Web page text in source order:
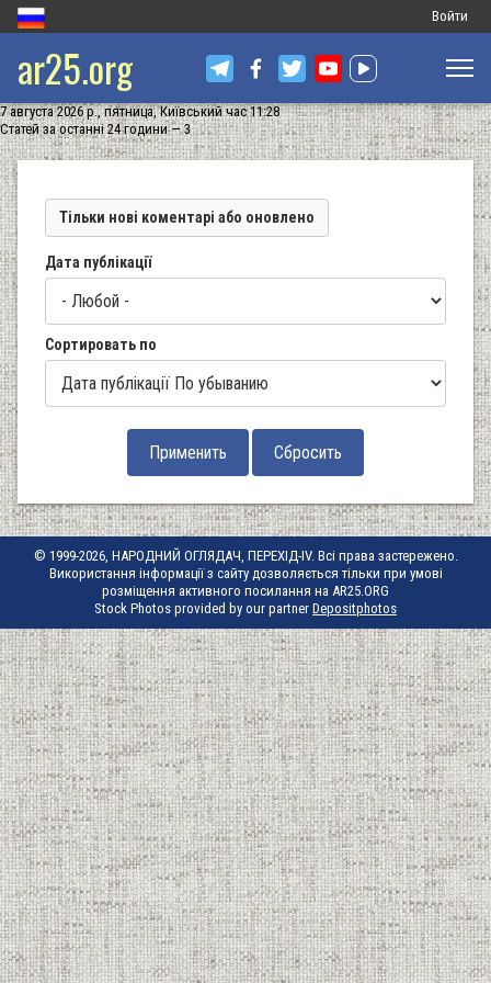
Меню
запису
Войти
ar25.org
7 августа 2026 р., пятница, Київський час 11:28
Статей за останні 24 години — 3
Тільки нові коментарі або оновлено
Дата публікації
Сортировать по
© 1999-2026, НАРОДНИЙ ОГЛЯДАЧ, ПЕРЕХІД-IV. Всі права застережено.
Використання інформації з сайту дозволяється тільки при умові
розміщення активного посилання на AR25.ORG
Stock Photos provided by our partner Depositphotos